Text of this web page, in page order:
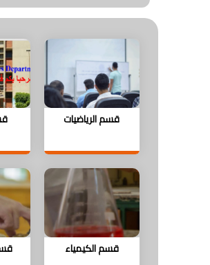
قسم الرياضيات
قسم الكيمياء